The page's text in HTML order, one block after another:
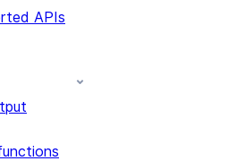
APIs